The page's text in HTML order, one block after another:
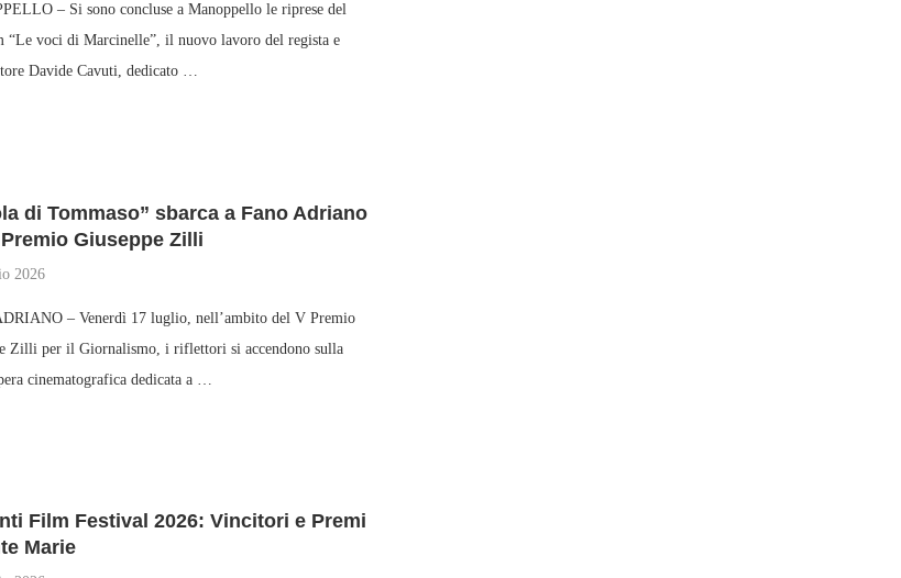
– Si sono concluse a Manoppello le riprese del
“Le voci di Marcinelle”, il nuovo lavoro del regista e
Davide Cavuti, dedicato …
di Tommaso” sbarca a Fano Adriano
Giuseppe Zilli
2026
– Venerdì 17 luglio, nell’ambito del V Premio
Zilli per il Giornalismo, i riflettori si accendono sulla
cinematografica dedicata a …
Film Festival 2026: Vincitori e Premi
Marie